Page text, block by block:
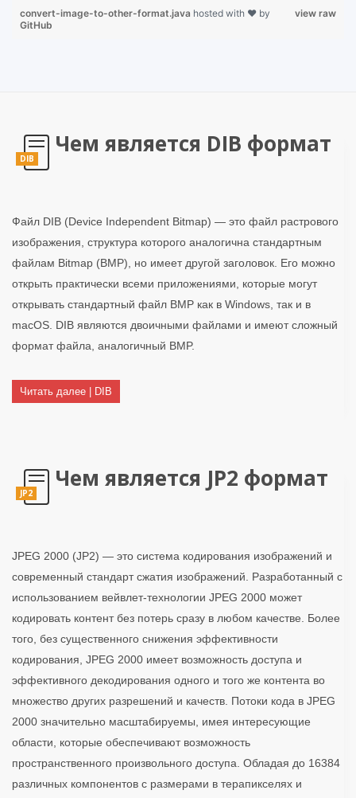
view raw
convert-image-to-other-format.java hosted with ❤ by
GitHub
DIB
Чем является DIB формат
Файл DIB (Device Independent Bitmap) — это файл растрового
изображения, структура которого аналогична стандартным
файлам Bitmap (BMP), но имеет другой заголовок. Его можно
открыть практически всеми приложениями, которые могут
открывать стандартный файл BMP как в Windows, так и в
macOS. DIB являются двоичными файлами и имеют сложный
формат файла, аналогичный BMP.
Читать далее | DIB
JP2
Чем является JP2 формат
JPEG 2000 (JP2) — это система кодирования изображений и
современный стандарт сжатия изображений. Разработанный с
использованием вейвлет-технологии JPEG 2000 может
кодировать контент без потерь сразу в любом качестве. Более
того, без существенного снижения эффективности
кодирования, JPEG 2000 имеет возможность доступа и
эффективного декодирования одного и того же контента во
множество других разрешений и качеств. Потоки кода в JPEG
2000 значительно масштабируемы, имея интересующие
области, которые обеспечивают возможность
пространственного произвольного доступа. Обладая до 16384
различных компонентов с размерами в терапикселях и